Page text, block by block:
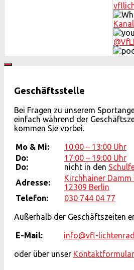
Kanal
Geschäftsstelle
Bei Fragen zu unserem
einfach während der
kommen Sie vorbei.
Mo & Mi:
10:00 – 13:00 Uhr
Do:
Do:
17:00 – 19:00 Uhr
nicht in den
Adresse:
Kirchhainer Damm
12309 Berlin
Telefon:
030 744 04 77
Außerhalb der Geschäftszeiten
E-Mail: info@vfl-
oder über unser Kontaktformular